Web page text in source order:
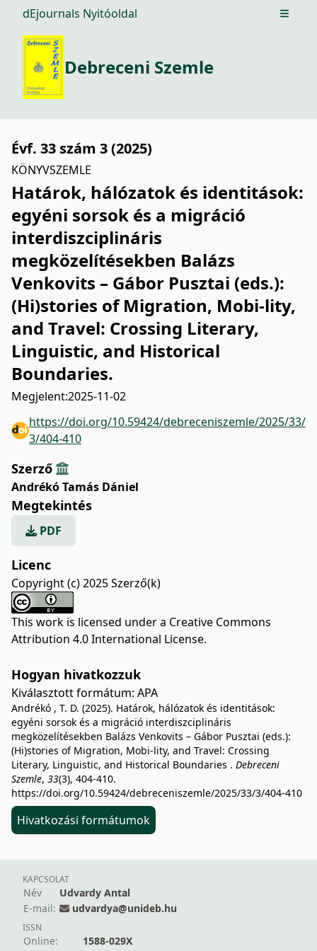
dEjournals Nyitóoldal Open
Debreceni Szemle
Évf. 33 szám 3 (2025)
KÖNYVSZEMLE
Határok, hálózatok és identitások:
egyéni sorsok és a migráció
interdiszciplináris
megközelítésekben Balázs
Venkovits – Gábor Pusztai (eds.):
(Hi)stories of Migration, Mobi-lity,
and Travel: Crossing Literary,
Linguistic, and Historical
Boundaries.
Megjelent:2025-11-02
https://doi.org/10.59424/debreceniszemle/2025/33/
3/404-410
Szerző
Andrékó Tamás Dániel
Megtekintés
PDF
Licenc
Copyright (c) 2025 Szerző(k)
This work is licensed under a Creative Commons
Attribution 4.0 International License.
Hogyan hivatkozzuk
Kiválasztott formátum: APA
Andrékó , T. D. (2025). Határok, hálózatok és identitások:
egyéni sorsok és a migráció interdiszciplináris
megközelítésekben Balázs Venkovits – Gábor Pusztai (eds.):
(Hi)stories of Migration, Mobi-lity, and Travel: Crossing
Literary, Linguistic, and Historical Boundaries . Debreceni
Szemle, 33(3), 404-410.
https://doi.org/10.59424/debreceniszemle/2025/33/3/404-410
Hivatkozási formátumok
KAPCSOLAT
Név
Udvardy Antal
E-mail:
udvardya@unideb.hu
ISSN
Online:
1588-029X